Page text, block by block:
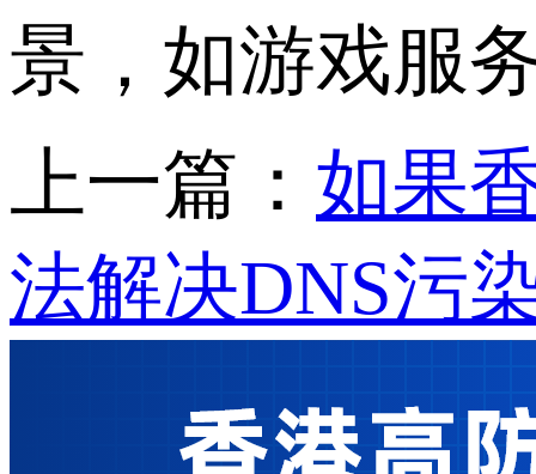
景，如游戏服
上一篇： 如果
法解决DNS污